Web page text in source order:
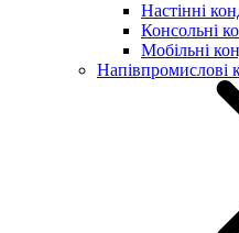
Настінні
Консольні
Мобільні
Напівпромислові